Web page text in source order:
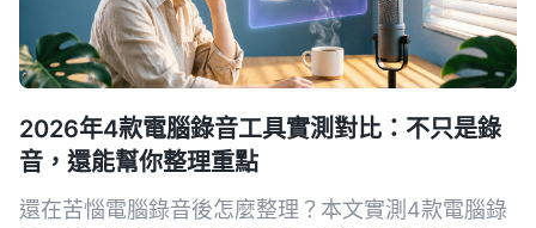
2026年4款電腦錄音工具實測對比：不只是錄
音，還能幫你整理重點
還在苦惱電腦錄音後怎麼整理？本文實測4款電腦錄